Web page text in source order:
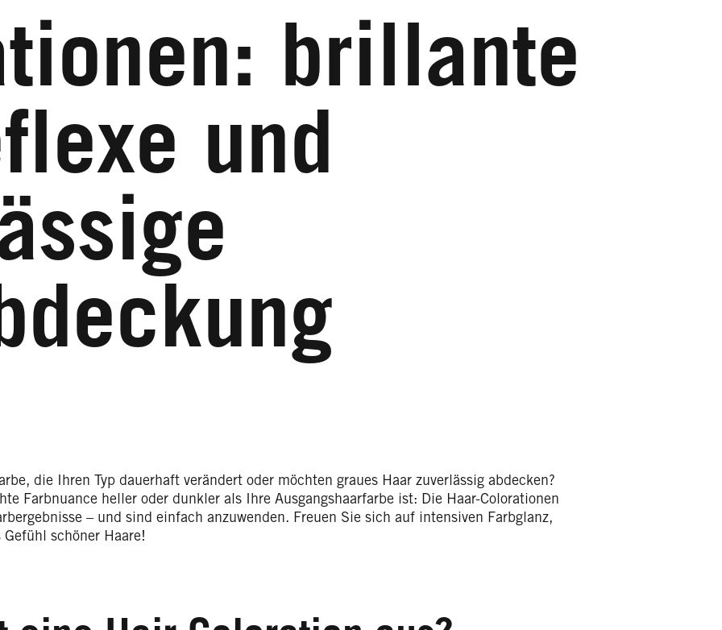
brillante
und
die Ihren Typ dauerhaft verändert oder möchten graues Haar zuverlässig abdecken?
Farbnuance heller oder dunkler als Ihre Ausgangshaarfarbe ist: Die Haar-Colorationen
– und sind einfach anzuwenden. Freuen Sie sich auf intensiven Farbglanz,
schöner Haare!